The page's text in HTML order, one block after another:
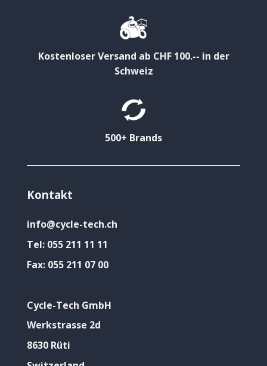
Kostenloser Versand ab CHF 100.-- in der
Schweiz
500+ Brands
Kontakt
info@cycle-tech.ch
Tel: 055 211 11 11
Fax: 055 211 07 00
Cycle-Tech GmbH
Werkstrasse 2d
8630 Rüti